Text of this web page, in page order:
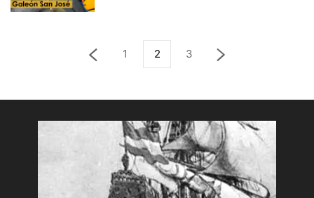
1 2 3